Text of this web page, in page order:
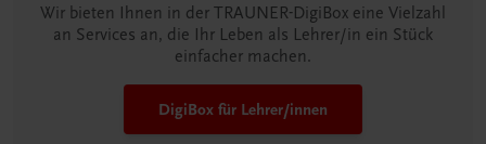
Wir bieten Ihnen in der TRAUNER-DigiBox eine Vielzahl
an Services an, die Ihr Leben als Lehrer/in ein Stück
einfacher machen.
DigiBox für Lehrer/innen